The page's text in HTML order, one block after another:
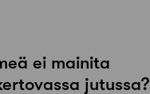
ei mainita
jutussa?